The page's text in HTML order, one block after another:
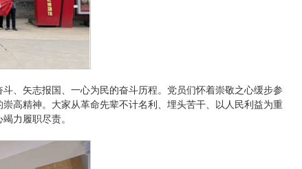
、矢志报国、一心为民的奋斗历程。党员们怀着崇敬之心缓步参
高精神。大家从革命先辈不计名利、埋头苦干、以人民利益为重
力履职尽责。